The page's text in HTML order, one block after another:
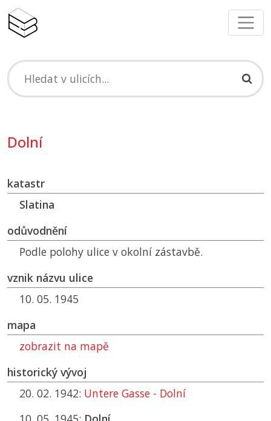
Dolní
katastr
Slatina
odůvodnění
Podle polohy ulice v okolní zástavbě.
vznik názvu ulice
10. 05. 1945
mapa
zobrazit na mapě
historický vývoj
20. 02. 1942: Untere Gasse - Dolní